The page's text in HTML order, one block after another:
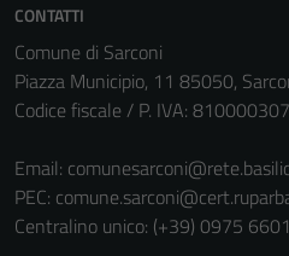
CONTATTI
Comune di Sarconi
Piazza Municipio, 11 85050,
Codice fiscale / P. IVA:
Email:
PEC:
Centralino unico: (+39) 0975